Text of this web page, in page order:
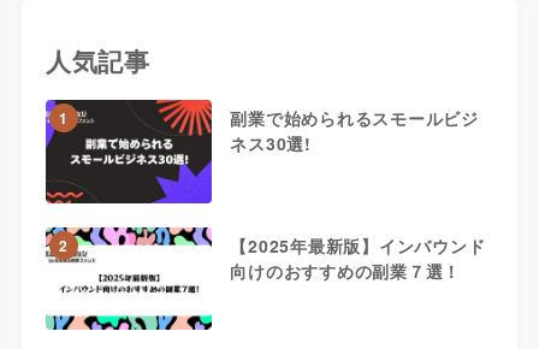
閉じる
人気記事
1
副業で始められるスモールビジ
ネス30選!
2
【2025年最新版】インバウンド
向けのおすすめの副業７選！